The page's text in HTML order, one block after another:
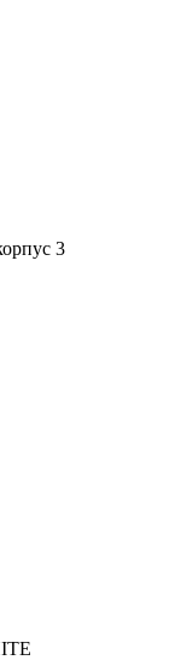
3